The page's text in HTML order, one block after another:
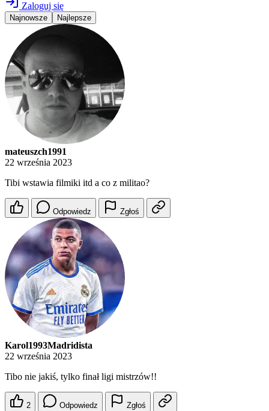
Zaloguj się
Najnowsze Najlepsze
mateuszch1991
22 września 2023
Tibi wstawia filmiki itd a co z militao?
Odpowiedz Zgłoś
Karol1993Madridista
22 września 2023
Tibo nie jakiś, tylko finał ligi mistrzów!!
2 Odpowiedz Zgłoś